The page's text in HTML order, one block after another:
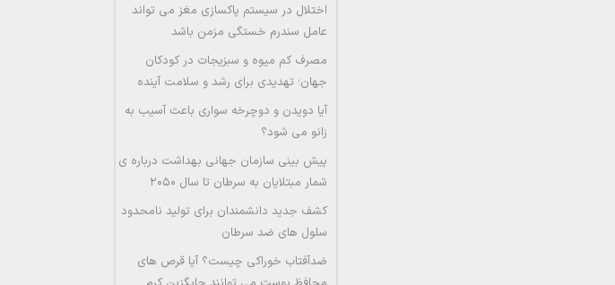
اختلال در سیستم پاکسازی مغز می تواند
عامل سندرم خستگی مزمن باشد
مصرف کم میوه و سبزیجات در کودکان
جهان؛ تهدیدی برای رشد و سلامت آینده
آیا دویدن و دوچرخه سواری باعث آسیب به
زانو می شود؟
پیش بینی سازمان جهانی بهداشت درباره ی
شمار مبتلایان به سرطان تا سال ۲۰۵۰
کشف جدید دانشمندان برای تولید نامحدود
سلول های ضد سرطان
ضدآفتاب خوراکی چیست؟ آیا قرص های